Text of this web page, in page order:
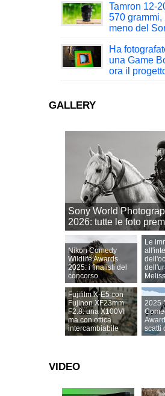
Tamron 12-
570 grammi,
meno del
Ha
una Game
ora il
GALLERY
Sony World
2026: tutte le foto
Nikon Comedy
Wildlife Awards
2025: i finalisti del
concorso
Le
Fujifilm X-E5 con
Fujinon XF23mm
F2.8: una X100VI
ma con ottica
intercambiabile
2025
scatti
VIDEO